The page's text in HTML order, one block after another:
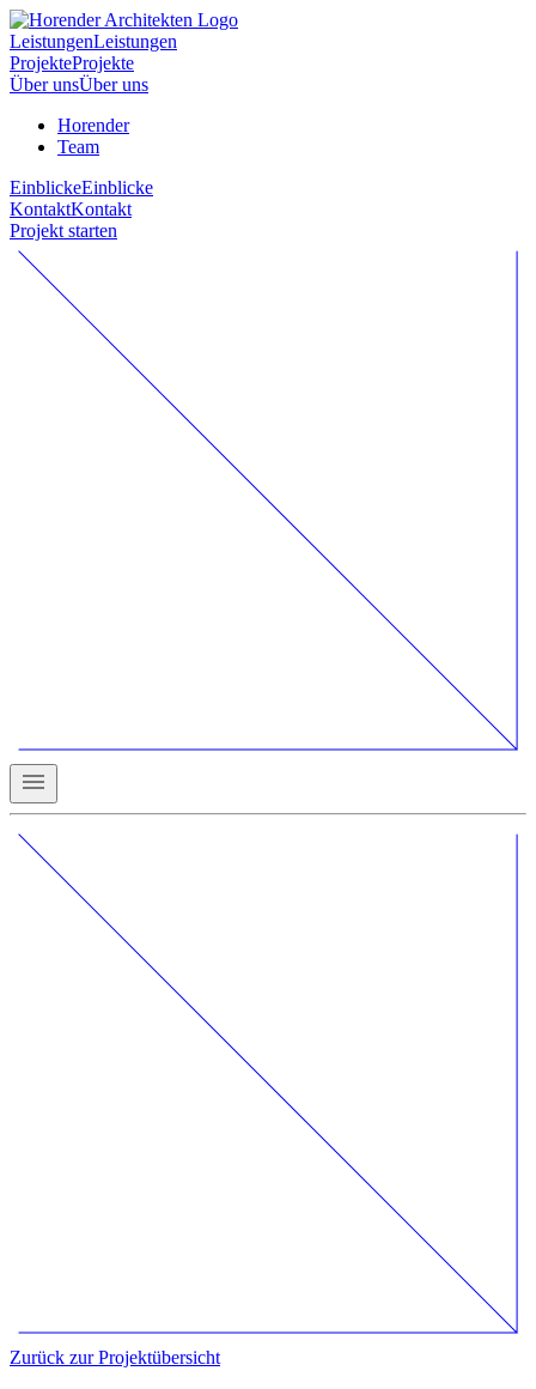
LeistungenLeistungen
ProjekteProjekte
Über unsÜber uns
Horender
Team
EinblickeEinblicke
KontaktKontakt
Projekt starten
Zurück zur Projektübersicht